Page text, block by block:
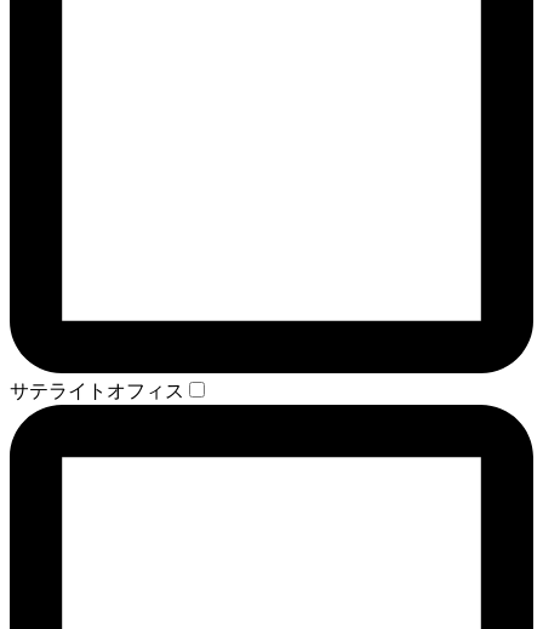
サテライトオフィス